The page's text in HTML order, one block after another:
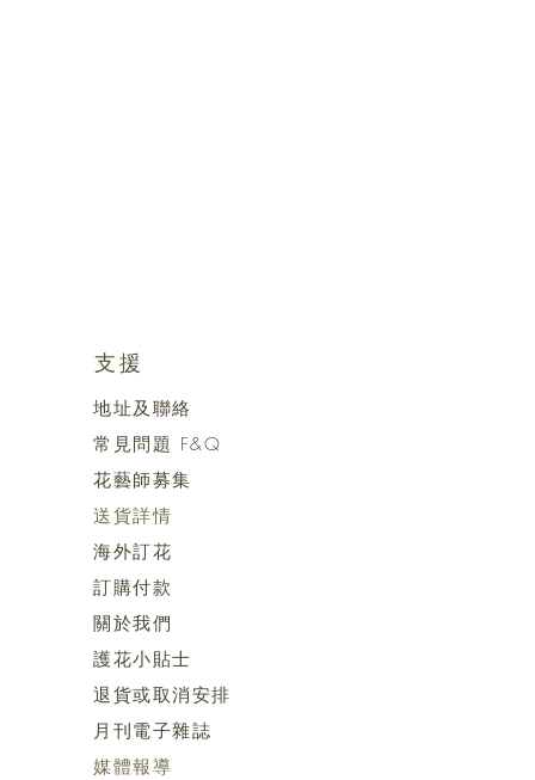
支援
地址及聯絡
常見問題 F&Q
花藝師募集
送貨詳情
海外訂花
訂購付款
關於我們
護花小貼士
退貨或取消安排
月刊電子雜誌
媒體報導